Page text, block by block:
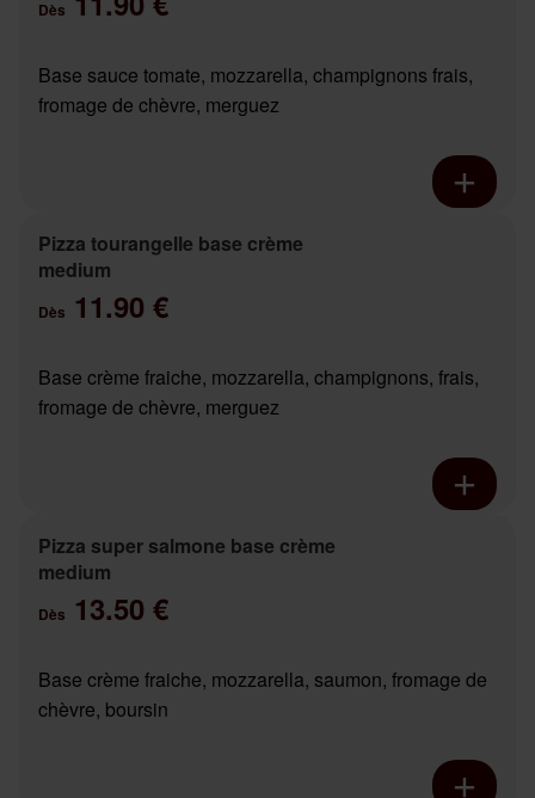
Dès
Base sauce tomate, mozzarella, champignons frais,
fromage de chèvre, merguez
Pizza tourangelle base crème
medium
Dès 11.90 €
Base crème fraiche, mozzarella, champignons, frais,
fromage de chèvre, merguez
Pizza super salmone base crème
medium
Dès 13.50 €
Base crème fraiche, mozzarella, saumon, fromage de
chèvre, boursin